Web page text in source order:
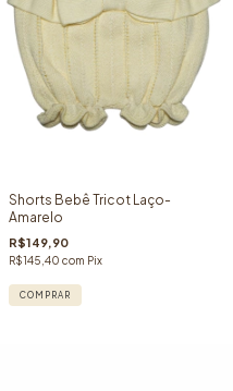
Shorts Bebê Tricot Laço-
Amarelo
R$149,90
R$145,40 com Pix
COMPRAR